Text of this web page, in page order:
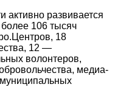
активно развивается
106 тысяч
18
12 —
волонтеров,
медиа-